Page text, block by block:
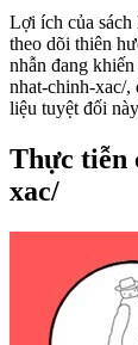
Lợi ích của
theo dõi thiên
nhẫn đang
nhat-chinh-xac/,
liệu tuyệt đối
Thực tiễn
xac/